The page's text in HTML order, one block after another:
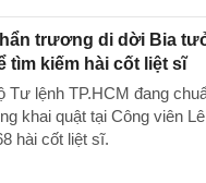
trương di dời Bia
tìm kiếm hài cốt liệt sĩ
Tư lệnh TP.HCM đang
khai quật tại Công viên
hài cốt liệt sĩ.